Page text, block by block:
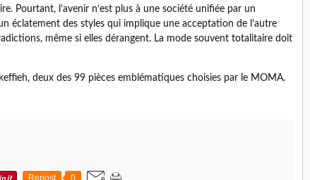
Pourtant, l’avenir n’est plus à une société unifiée par un
éclatement des styles qui implique une acceptation de l’autre
même si elles dérangent. La mode souvent totalitaire doit
deux des 99 pièces emblématiques choisies par le MOMA.
Repost 0